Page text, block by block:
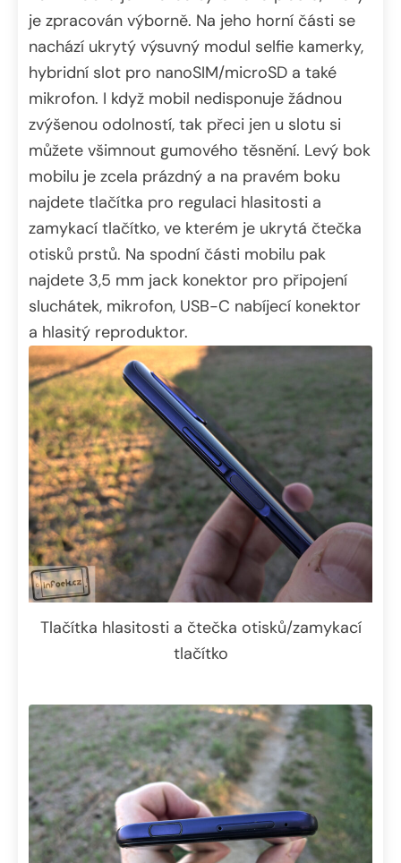
je zpracován výborně. Na jeho horní části se
nachází ukrytý výsuvný modul selfie kamerky,
hybridní slot pro nanoSIM/microSD a také
mikrofon. I když mobil nedisponuje žádnou
zvýšenou odolností, tak přeci jen u slotu si
můžete všimnout gumového těsnění. Levý bok
mobilu je zcela prázdný a na pravém boku
najdete tlačítka pro regulaci hlasitosti a
zamykací tlačítko, ve kterém je ukrytá čtečka
otisků prstů. Na spodní části mobilu pak
najdete 3,5 mm jack konektor pro připojení
sluchátek, mikrofon, USB-C nabíjecí konektor
a hlasitý reproduktor.
Tlačítka hlasitosti a čtečka otisků/zamykací
tlačítko